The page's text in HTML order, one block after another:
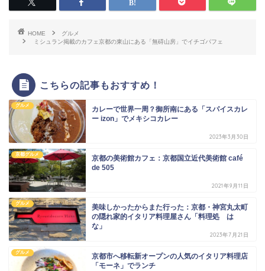
HOME
グルメ
ミシュラン掲載のカフェ京都の東山にある「無碍山房」でイチゴパフェ
こちらの記事もおすすめ！
グルメ
カレーで世界一周？御所南にある「スパイスカレ
ー izon」でメキシコカレー
2023年3月30日
京都グルメ
京都の美術館カフェ：京都国立近代美術館 café
de 505
2021年9月11日
グルメ
美味しかったからまた行った：京都・神宮丸太町
の隠れ家的イタリア料理屋さん「料理処 は
な」
2023年7月21日
グルメ
京都市へ移転新オープンの人気のイタリア料理店
「モーネ」でランチ